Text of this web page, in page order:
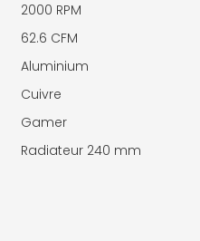
2000 RPM
62.6 CFM
Aluminium
Cuivre
Gamer
Radiateur 240 mm